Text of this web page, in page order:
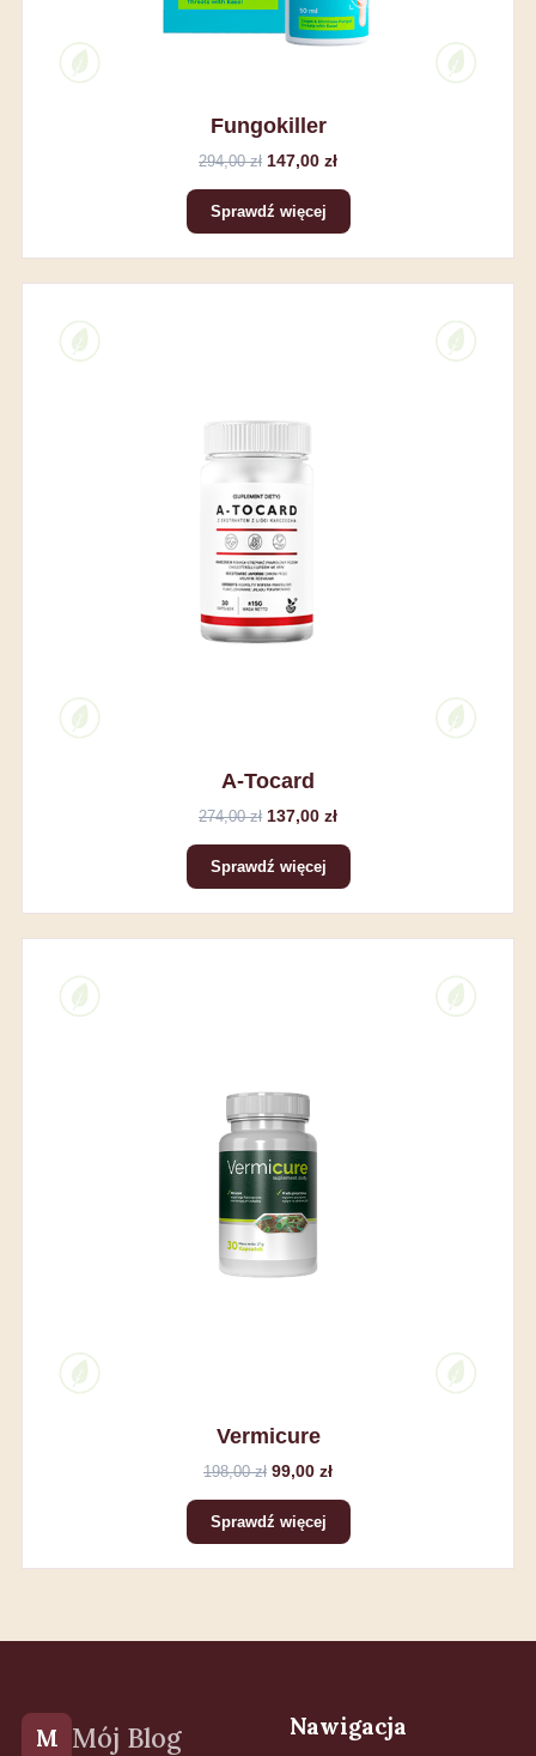
Fungokiller
294,00 zł 147,00 zł
Sprawdź więcej
A-Tocard
274,00 zł 137,00 zł
Sprawdź więcej
Vermicure
198,00 zł 99,00 zł
Sprawdź więcej
M Mój Blog Nawigacja